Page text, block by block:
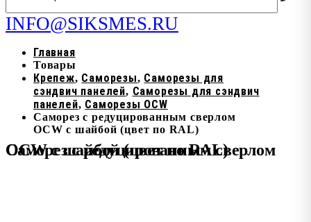
INFO@SIKSMES.RU
Главная
Товары
Крепеж, Саморезы, Саморезы для
сэндвич панелей, Саморезы для сэндвич
панелей, Саморезы OCW
Саморез с редуцированным сверлом
OCW с шайбой (цвет по RAL)
Саморез с редуцированным сверлом OCW с шайбой (цвет по RAL)